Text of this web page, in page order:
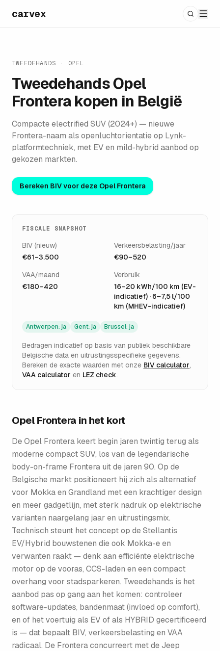
carvex
TWEEDEHANDS · OPEL
TweedehandsOpel
Frontera kopen in België
Compacte electrified SUV (2024+) — nieuwe
Frontera-naam als openluchtorientatie op Lynk-
platformtechniek, met EV en mild-hybrid aanbod op
gekozen markten.
Bereken BIV voor deze Opel Frontera
FISCALE SNAPSHOT
BIV (nieuw)
€61–3.500
Verkeersbelasting/jaar
€90–520
VAA/maand
€180–420
Verbruik
16–20 kWh/100 km (EV-
indicatief) · 6–7,5 l/100
km (MHEV-indicatief)
Antwerpen: ja Gent: ja Brussel: ja
Bedragen indicatief op basis van publiek beschikbare
Belgische data en uitrustingsspecifieke gegevens.
Bereken de exacte waarden met onze BIV calculator,
VAA calculator en LEZ check.
Opel Frontera in het kort
De Opel Frontera keert begin jaren twintig terug als
moderne compact SUV, los van de legendarische
body-on-frame Frontera uit de jaren 90. Op de
Belgische markt positioneert hij zich als alternatief
voor Mokka en Grandland met een krachtiger design
en meer gadgetlijn, met sterk nadruk op elektrische
varianten naargelang jaar en uitrustingsmix.
Technisch steunt het concept op de Stellantis
EV/Hybrid bouwstenen die ook Mokka-e en
verwanten raakt — denk aan efficiënte elektrische
motor op de vooras, CCS-laden en een compact
overhang voor stadsparkeren. Tweedehands is het
aanbod pas op gang aan het komen: controleer
software-updates, bandenmaat (invloed op comfort),
en of het voertuig als EV of als HYBRID gecertificeerd
is — dat bepaalt BIV, verkeersbelasting en VAA
radicaal. De Frontera concurreert met de Jeep